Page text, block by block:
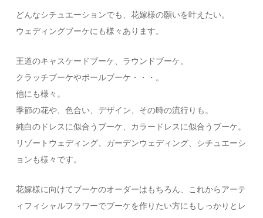
どんなシチュエーションでも、花嫁様の願いを叶えたい。
ウェディングブーケにも様々あります。
王道のキャスケードブーケ、ラウンドブーケ。
クラッチブーケやボールブーケ・・・。
他にも様々。
季節の花や、色合い、デザイン、その時の流行りも。
純白のドレスに似合うブーケ、カラードレスに似合うブーケ。
リゾートウェディング、ガーデンウェディング、シチュエーシ
ョンも様々です。
花嫁様に向けてブーケのオーダーはもちろん、これからアーテ
ィフィシャルフラワーでブーケを作りたい方にもしっかりとレ